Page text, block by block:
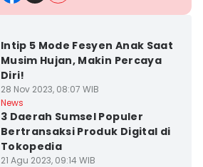
Intip 5 Mode Fesyen Anak Saat
Musim Hujan, Makin Percaya
Diri!
28 Nov 2023, 08:07 WIB
News
3 Daerah Sumsel Populer
Bertransaksi Produk Digital di
Tokopedia
21 Agu 2023, 09:14 WIB